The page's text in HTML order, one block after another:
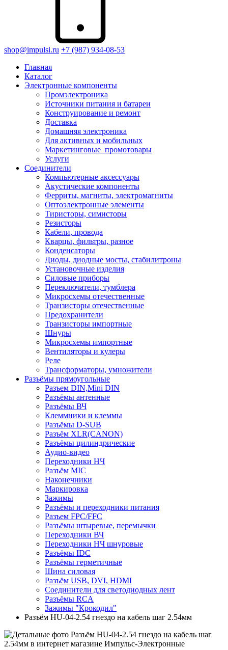
shop@impulsi.ru +7 (987) 934-08-53
Главная
Каталог
Электронные компоненты
Промэлектроника
Источники питания и батареи
Конструирование и ремонт
Доставка
Домашняя электроника
Для активных и мобильных
Маркетинговые_промотовары
Услуги
Соединители
Компьютерные аксессуары
Акустические компоненты
Ферриты, магниты, электромагниты
Оптоэлектронные элементы
Тиристоры, симисторы
Резисторы
Кабели, провода
Кварцы, фильтры, разное
Конденсаторы
Диоды, диодные мосты, стабилитроны
Установочные изделия
Силовые приборы
Переключатели, тумблера
Микросхемы отечественные
Транзисторы отечественные
Предохранители
Транзисторы импортные
Шнуры
Микросхемы импортные
Вентиляторы и кулеры
Реле
Трансформаторы, умножители
Разъёмы прямоугольные
Разъем DIN,Mini DIN
Разъёмы антенные
Разъёмы ВЧ
Клеммники и клеммы
Разъёмы D-SUB
Разъём XLR(CANON)
Разъёмы цилиндрические
Аудио-видео
Переходники НЧ
Разъём MIC
Наконечники
Маркировка
Зажимы
Разъёмы и переходники питания
Разъем FPC/FFC
Разъёмы штыревые, перемычки
Переходники ВЧ
Переходники НЧ шнуровые
Разъёмы IDC
Разъёмы герметичные
Шина силовая
Разъём USB, DVI, HDMI
Соединители для светодиодных лент
Разъёмы RCA
Зажимы "Крокодил"
Разъём HU-04-2.54 гнездо на кабель шаг 2.54мм